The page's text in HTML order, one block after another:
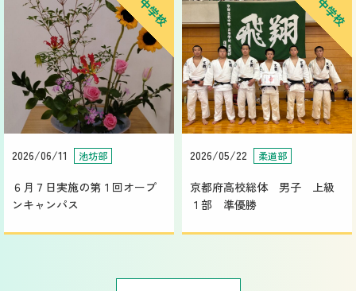
中学校
2026/06/11 池坊部
６月７日実施の第１回オープ
ンキャンパス
中学校
2026/05/22 柔道部
京都府高校総体 男子 上級
１部 準優勝